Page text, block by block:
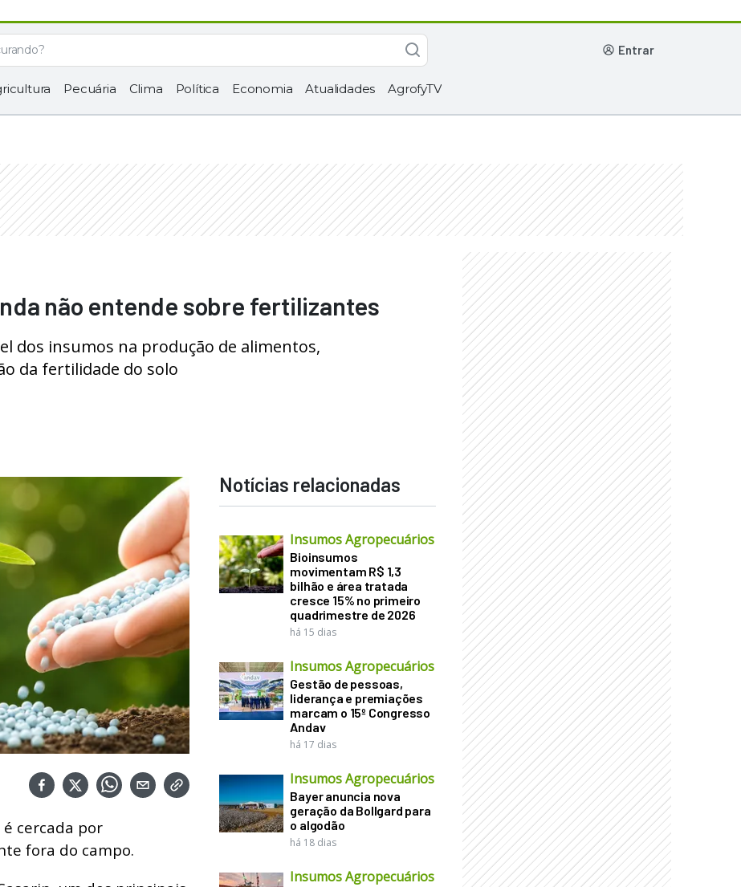
entrar
Pecuária Clima Política Economia Atualidades AgrofyTV
não entende sobre fertilizantes
dos insumos na produção de alimentos,
da fertilidade do solo
cercada por
fora do campo.
Notícias relacionadas
Insumos Agropecuários
Bioinsumos
movimentam R$ 1,3
bilhão e área tratada
cresce 15% no primeiro
quadrimestre de 2026
há 15 dias
Insumos Agropecuários
Gestão de pessoas,
liderança e premiações
marcam o 15º Congresso
Andav
há 17 dias
Insumos Agropecuários
Bayer anuncia nova
geração da Bollgard para
o algodão
há 18 dias
Insumos Agropecuários